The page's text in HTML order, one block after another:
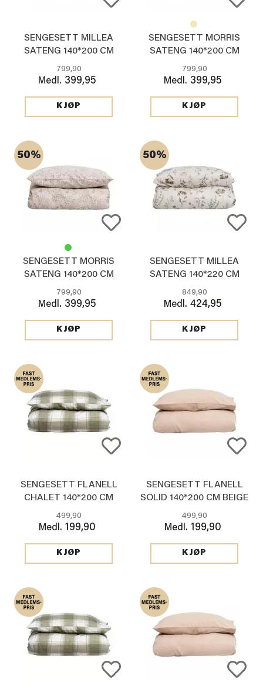
SENGESETT MILLEA
SATENG 140*200 CM
BEIGE
799,90
Medl. 399,95
KJØP
SENGESETT MORRIS
SATENG 140*200 CM
GRØNN
799,90
Medl. 399,95
KJØP
50%
SENGESETT MORRIS
SATENG 140*200 CM
BEIGE
799,90
Medl. 399,95
KJØP
50%
SENGESETT MILLEA
SATENG 140*220 CM
BEIGE
849,90
Medl. 424,95
KJØP
SENGESETT FLANELL
CHALET 140*200 CM
499,90
Medl. 199,90
KJØP
SENGESETT FLANELL
SOLID 140*200 CM BEIGE
499,90
Medl. 199,90
KJØP